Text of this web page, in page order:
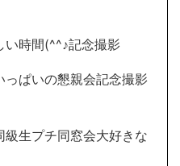
い時間(^^♪記念撮影
っぱいの懇親会記念撮影
生プチ同窓会大好きな